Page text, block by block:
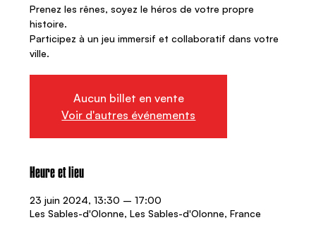
Prenez les rênes, soyez le héros de votre propre
histoire.
Participez à un jeu immersif et collaboratif dans votre
ville.
Aucun billet en vente
Voir d'autres événements
Heure et lieu
23 juin 2024, 13:30 – 17:00
Les Sables-d'Olonne, Les Sables-d'Olonne, France